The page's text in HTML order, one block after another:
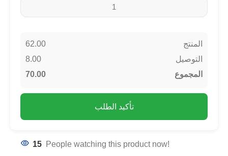
المنتج
62.00
التوصيل
8.00
المجموع
70.00
تأكيد الطلب
15 People watching this product now!